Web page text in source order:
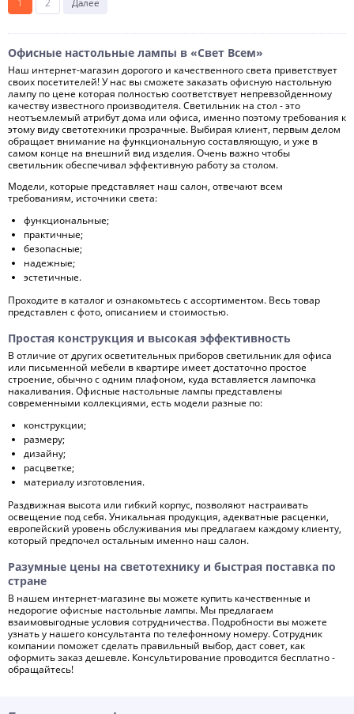
1 2 Далее
Офисные настольные лампы в «Свет Всем»
Наш интернет-магазин дорогого и качественного света приветствует
своих посетителей! У нас вы сможете заказать офисную настольную
лампу по цене которая полностью соответствует непревзойденному
качеству известного производителя. Светильник на стол - это
неотъемлемый атрибут дома или офиса, именно поэтому требования к
этому виду светотехники прозрачные. Выбирая клиент, первым делом
обращает внимание на функциональную составляющую, и уже в
самом конце на внешний вид изделия. Очень важно чтобы
светильник обеспечивал эффективную работу за столом.
Модели, которые представляет наш салон, отвечают всем
требованиям, источники света:
функциональные;
практичные;
безопасные;
надежные;
эстетичные.
Проходите в каталог и ознакомьтесь с ассортиментом. Весь товар
представлен с фото, описанием и стоимостью.
Простая конструкция и высокая эффективность
В отличие от других осветительных приборов светильник для офиса
или письменной мебели в квартире имеет достаточно простое
строение, обычно с одним плафоном, куда вставляется лампочка
накаливания. Офисные настольные лампы представлены
современными коллекциями, есть модели разные по:
конструкции;
размеру;
дизайну;
расцветке;
материалу изготовления.
Раздвижная высота или гибкий корпус, позволяют настраивать
освещение под себя. Уникальная продукция, адекватные расценки,
европейский уровень обслуживания мы предлагаем каждому клиенту,
который предпочел остальным именно наш салон.
Разумные цены на светотехнику и быстрая поставка по
стране
В нашем интернет-магазине вы можете купить качественные и
недорогие офисные настольные лампы. Мы предлагаем
взаимовыгодные условия сотрудничества. Подробности вы можете
узнать у нашего консультанта по телефонному номеру. Сотрудник
компании поможет сделать правильный выбор, даст совет, как
оформить заказ дешевле. Консультирование проводится бесплатно -
обращайтесь!